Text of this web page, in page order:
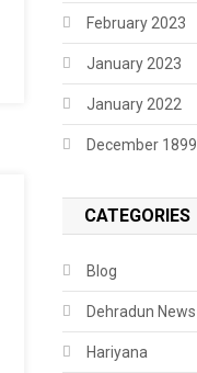
February 2023
January 2023
January 2022
December 1899
CATEGORIES
Blog
Dehradun News
Hariyana